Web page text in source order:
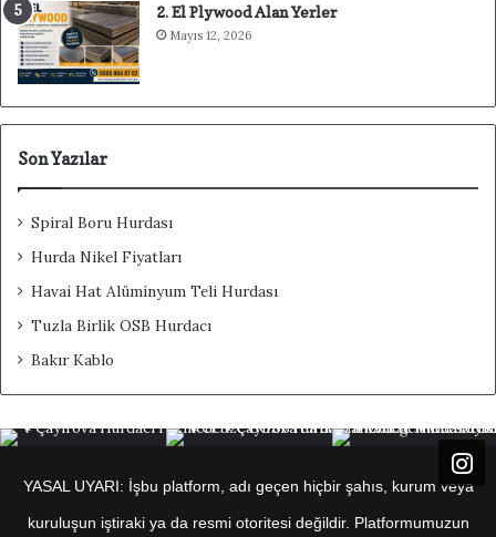
2. El Plywood Alan Yerler
Mayıs 12, 2026
Son Yazılar
Spiral Boru Hurdası
Hurda Nikel Fiyatları
Havai Hat Alüminyum Teli Hurdası
Tuzla Birlik OSB Hurdacı
Bakır Kablo
YASAL UYARI: İşbu platform, adı geçen hiçbir şahıs, kurum veya
kuruluşun iştiraki ya da resmi otoritesi değildir. Platformumuzun